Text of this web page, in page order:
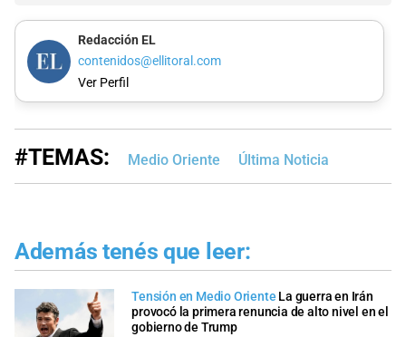
Redacción EL
contenidos@ellitoral.com
Ver Perfil
#TEMAS: Medio Oriente Última Noticia
Además tenés que leer:
Tensión en Medio Oriente La guerra en Irán
provocó la primera renuncia de alto nivel en el
gobierno de Trump